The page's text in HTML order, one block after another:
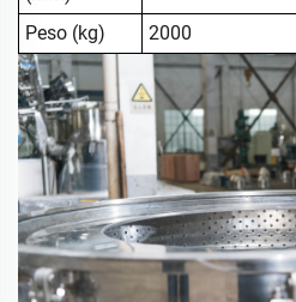
Peso (kg) 2000